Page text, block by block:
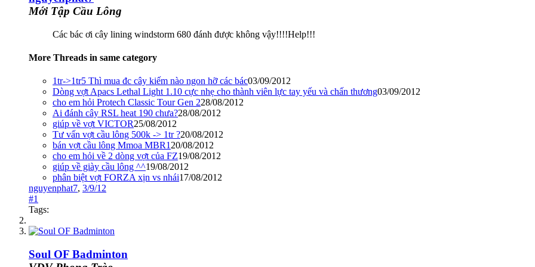
Mới Tập Cầu Lông
Các bác ơi cây lining windstorm 680 đánh được không vậy!!!!Help!!!
More Threads in same category
1tr->1tr5 Thì mua đc cây kiếm nào ngon hỡ các bác03/09/2012
Dòng vợt Apacs Lethal Light 1.10 cực nhẹ cho thành viên lực tay yếu và chấn thương03/09/2012
cho em hỏi Protech Classic Tour Gen 228/08/2012
Ai đánh cây RSL heat 190 chưa?28/08/2012
giúp về vợt VICTOR25/08/2012
Tư vấn vợt cầu lông 500k -> 1tr ?20/08/2012
bán vợt cầu lông Mmoa MBR1 20/08/2012
cho em hỏi về 2 dòng vợt của FZ19/08/2012
giúp về giày cầu lông ^^19/08/2012
phân biệt vợt FORZA xịn vs nhái17/08/2012
nguyenphat7, 3/9/12
#1
Tags:
Soul OF Badminton